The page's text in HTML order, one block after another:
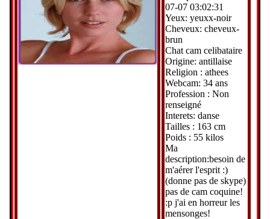
07-07 03:02:31
Yeux: yeuxx-noir
Cheveux: cheveux-
brun
Chat cam celibataire
Origine: antillaise
Religion : athees
Webcam: 34 ans
Profession : Non
renseigné
Interets: danse
Tailles : 163 cm
Poids : 55 kilos
Ma
description:besoin de
m'aérer l'esprit :)
(donne pas de skype)
pas de cam coquine!
:p j'ai en horreur les
mensonges!